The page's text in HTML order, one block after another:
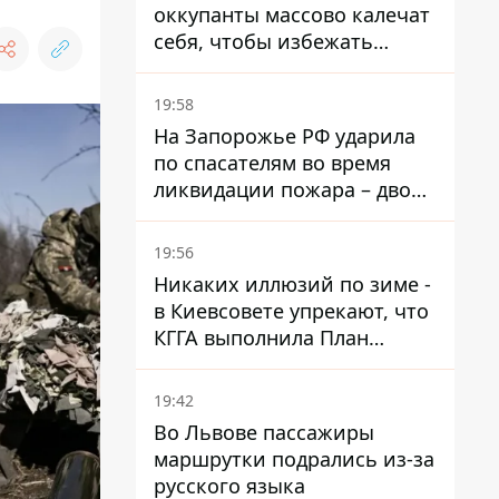
оккупанты массово калечат
себя, чтобы избежать
штурмов - ГУР
19:58
На Запорожье РФ ударила
по спасателям во время
ликвидации пожара – двое
раненых
19:56
Никаких иллюзий по зиме -
в Киевсовете упрекают, что
КГГА выполнила План
устойчивости на 20%
19:42
Во Львове пассажиры
маршрутки подрались из-за
русского языка